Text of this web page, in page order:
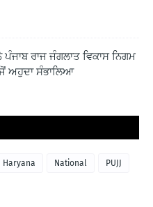
ਰਾਜ ਜੰਗਲਾਤ ਵਿਕਾਸ ਨਿਗਮ
ਅਹੁਦਾ ਸੰਭਾਲਿਆ
Haryana National PUJJ